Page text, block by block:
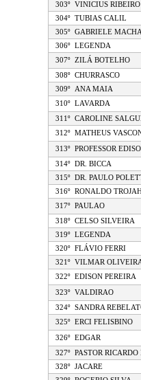
303º
VINICIUS RIBEIRO
304º
TUBIAS CALIL
305º
GABRIELE
306º
LEGENDA
307º
ZILÁ BOTELHO
308º
CHURRASCO
309º
ANA MAIA
310º
LAVARDA
311º
CAROLINE
312º
MATHEUS
313º
PROFESSOR
314º
DR. BICCA
315º
DR. PAULO
316º
RONALDO
317º
PAULAO
318º
CELSO SILVEIRA
319º
LEGENDA
320º
FLÁVIO FERRI
321º
VILMAR
322º
EDISON PEREIRA
323º
VALDIRAO
324º
SANDRA
325º
ERCI FELISBINO
326º
EDGAR
327º
PASTOR RICARDO
328º
JACARE